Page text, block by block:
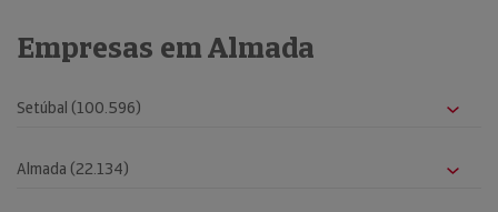
Empresas em Almada